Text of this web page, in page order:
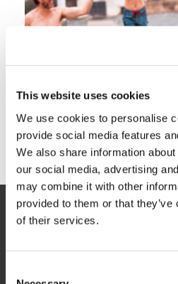
This website uses cookies
We use cookies to personalise
provide social media features
We also share information
our social media, advertising
may combine it with other
provided to them or that
of their services.
SERVICE
Klantenservice